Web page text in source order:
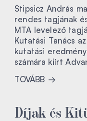
Stipsicz András
rendes tagjának
MTA levelező
Kutatási Tanács
kutatási
számára kiírt
TOVÁBB
Díjak és